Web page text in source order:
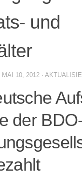
und
MAI 10, 2012 ·
der